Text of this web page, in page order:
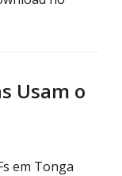
Usam o
em Tonga